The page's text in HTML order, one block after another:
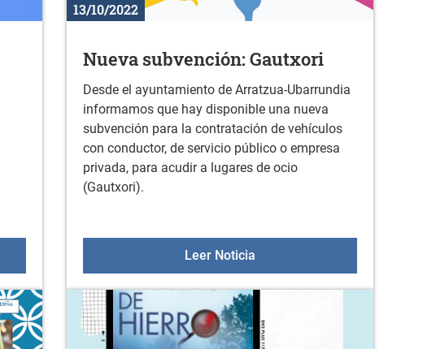
13/10/2022
Nueva subvención: Gautxori
Desde el ayuntamiento de Arratzua-Ubarrundia
informamos que hay disponible una nueva
subvención para la contratación de vehículos
con conductor, de servicio público o empresa
privada, para acudir a lugares de ocio
(Gautxori).
Leer Noticia